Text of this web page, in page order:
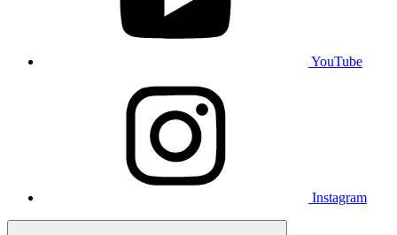
YouTube
Instagram